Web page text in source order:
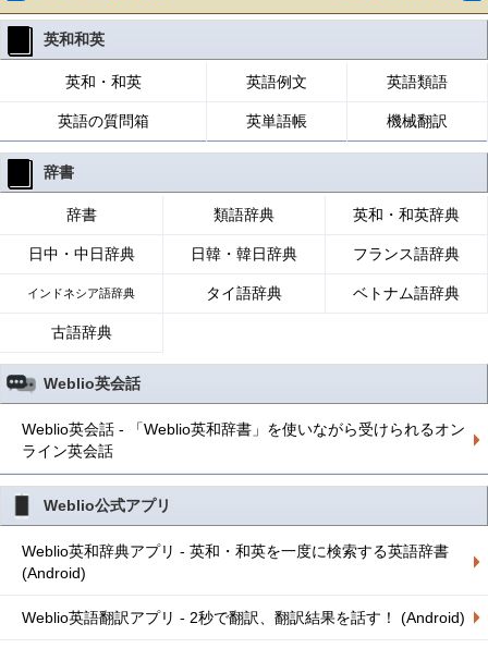
英和和英
英和・和英 英語例文 英語類語
英語の質問箱 英単語帳 機械翻訳
辞書
辞書 類語辞典 英和・和英辞典
日中・中日辞典 日韓・韓日辞典 フランス語辞典
インドネシア語辞典 タイ語辞典 ベトナム語辞典
古語辞典
Weblio英会話
Weblio英会話 - 「Weblio英和辞書」を使いながら受けられるオン
ライン英会話
Weblio公式アプリ
Weblio英和辞典アプリ - 英和・和英を一度に検索する英語辞書
(Android)
Weblio英語翻訳アプリ - 2秒で翻訳、翻訳結果を話す！ (Android)